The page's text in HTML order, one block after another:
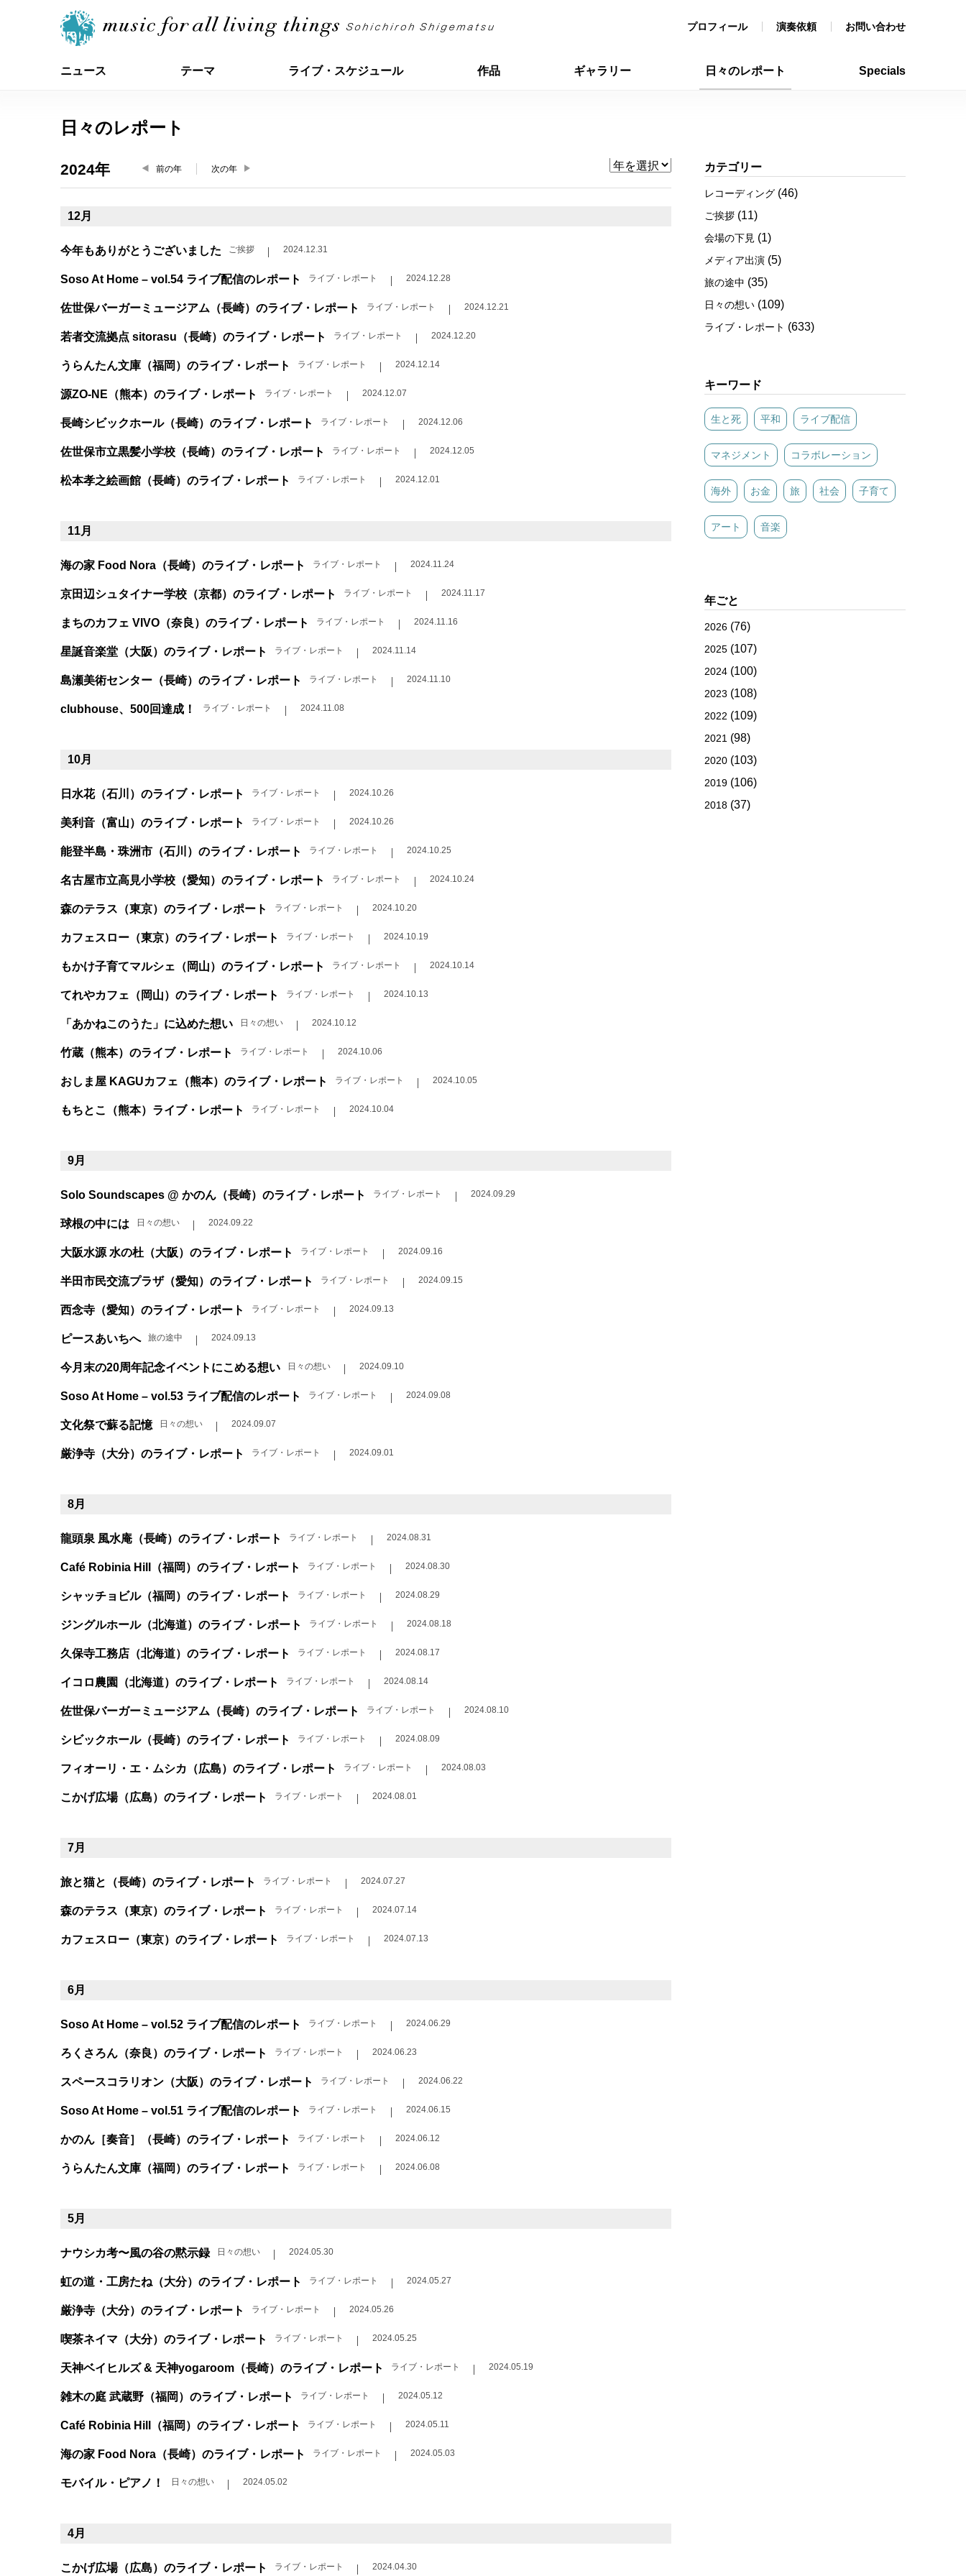
プロフィール 演奏依頼 お問い合わせ
ニュース テーマ ライブ・スケジュール 作品 ギャラリー 日々のレポート Specials
日々のレポート
2024年 前の年 次の年
12月
今年もありがとうございました ご挨拶 2024.12.31
Soso At Home – vol.54 ライブ配信のレポート ライブ・レポート 2024.12.28
佐世保バーガーミュージアム（長崎）のライブ・レポート ライブ・レポート 2024.12.21
若者交流拠点 sitorasu（長崎）のライブ・レポート ライブ・レポート 2024.12.20
うらんたん文庫（福岡）のライブ・レポート ライブ・レポート 2024.12.14
源ZO-NE（熊本）のライブ・レポート ライブ・レポート 2024.12.07
長崎シビックホール（長崎）のライブ・レポート ライブ・レポート 2024.12.06
佐世保市立黒髪小学校（長崎）のライブ・レポート ライブ・レポート 2024.12.05
松本孝之絵画館（長崎）のライブ・レポート ライブ・レポート 2024.12.01
11月
海の家 Food Nora（長崎）のライブ・レポート ライブ・レポート 2024.11.24
京田辺シュタイナー学校（京都）のライブ・レポート ライブ・レポート 2024.11.17
まちのカフェ VIVO（奈良）のライブ・レポート ライブ・レポート 2024.11.16
星誕音楽堂（大阪）のライブ・レポート ライブ・レポート 2024.11.14
島瀬美術センター（長崎）のライブ・レポート ライブ・レポート 2024.11.10
clubhouse、500回達成！ ライブ・レポート 2024.11.08
10月
日水花（石川）のライブ・レポート ライブ・レポート 2024.10.26
美利音（富山）のライブ・レポート ライブ・レポート 2024.10.26
能登半島・珠洲市（石川）のライブ・レポート ライブ・レポート 2024.10.25
名古屋市立高見小学校（愛知）のライブ・レポート ライブ・レポート 2024.10.24
森のテラス（東京）のライブ・レポート ライブ・レポート 2024.10.20
カフェスロー（東京）のライブ・レポート ライブ・レポート 2024.10.19
もかけ子育てマルシェ（岡山）のライブ・レポート ライブ・レポート 2024.10.14
てれやカフェ（岡山）のライブ・レポート ライブ・レポート 2024.10.13
「あかねこのうた」に込めた想い 日々の想い 2024.10.12
竹蔵（熊本）のライブ・レポート ライブ・レポート 2024.10.06
おしま屋 KAGUカフェ（熊本）のライブ・レポート ライブ・レポート 2024.10.05
もちとこ（熊本）ライブ・レポート ライブ・レポート 2024.10.04
9月
Solo Soundscapes @ かのん（長崎）のライブ・レポート ライブ・レポート 2024.09.29
球根の中には 日々の想い 2024.09.22
大阪水源 水の杜（大阪）のライブ・レポート ライブ・レポート 2024.09.16
半田市民交流プラザ（愛知）のライブ・レポート ライブ・レポート 2024.09.15
西念寺（愛知）のライブ・レポート ライブ・レポート 2024.09.13
ピースあいちへ 旅の途中 2024.09.13
今月末の20周年記念イベントにこめる想い 日々の想い 2024.09.10
Soso At Home – vol.53 ライブ配信のレポート ライブ・レポート 2024.09.08
文化祭で蘇る記憶 日々の想い 2024.09.07
厳浄寺（大分）のライブ・レポート ライブ・レポート 2024.09.01
8月
龍頭泉 風水庵（長崎）のライブ・レポート ライブ・レポート 2024.08.31
Café Robinia Hill（福岡）のライブ・レポート ライブ・レポート 2024.08.30
シャッチョビル（福岡）のライブ・レポート ライブ・レポート 2024.08.29
ジングルホール（北海道）のライブ・レポート ライブ・レポート 2024.08.18
久保寺工務店（北海道）のライブ・レポート ライブ・レポート 2024.08.17
イコロ農園（北海道）のライブ・レポート ライブ・レポート 2024.08.14
佐世保バーガーミュージアム（長崎）のライブ・レポート ライブ・レポート 2024.08.10
シビックホール（長崎）のライブ・レポート ライブ・レポート 2024.08.09
フィオーリ・エ・ムシカ（広島）のライブ・レポート ライブ・レポート 2024.08.03
こかげ広場（広島）のライブ・レポート ライブ・レポート 2024.08.01
7月
旅と猫と（長崎）のライブ・レポート ライブ・レポート 2024.07.27
森のテラス（東京）のライブ・レポート ライブ・レポート 2024.07.14
カフェスロー（東京）のライブ・レポート ライブ・レポート 2024.07.13
6月
Soso At Home – vol.52 ライブ配信のレポート ライブ・レポート 2024.06.29
ろくさろん（奈良）のライブ・レポート ライブ・レポート 2024.06.23
スペースコラリオン（大阪）のライブ・レポート ライブ・レポート 2024.06.22
Soso At Home – vol.51 ライブ配信のレポート ライブ・レポート 2024.06.15
かのん［奏音］（長崎）のライブ・レポート ライブ・レポート 2024.06.12
うらんたん文庫（福岡）のライブ・レポート ライブ・レポート 2024.06.08
5月
ナウシカ考〜風の谷の黙示録 日々の想い 2024.05.30
虹の道・工房たね（大分）のライブ・レポート ライブ・レポート 2024.05.27
厳浄寺（大分）のライブ・レポート ライブ・レポート 2024.05.26
喫茶ネイマ（大分）のライブ・レポート ライブ・レポート 2024.05.25
天神ベイヒルズ & 天神yogaroom（長崎）のライブ・レポート ライブ・レポート 2024.05.19
雑木の庭 武蔵野（福岡）のライブ・レポート ライブ・レポート 2024.05.12
Café Robinia Hill（福岡）のライブ・レポート ライブ・レポート 2024.05.11
海の家 Food Nora（長崎）のライブ・レポート ライブ・レポート 2024.05.03
モバイル・ピアノ！ 日々の想い 2024.05.02
4月
こかげ広場（広島）のライブ・レポート ライブ・レポート 2024.04.30
カテゴリー
レコーディング (46)
ご挨拶 (11)
会場の下見 (1)
メディア出演 (5)
旅の途中 (35)
日々の想い (109)
ライブ・レポート (633)
キーワード
生と死 平和 ライブ配信
マネジメント コラボレーション
海外 お金 旅 社会 子育て
アート 音楽
年ごと
2026 (76)
2025 (107)
2024 (100)
2023 (108)
2022 (109)
2021 (98)
2020 (103)
2019 (106)
2018 (37)